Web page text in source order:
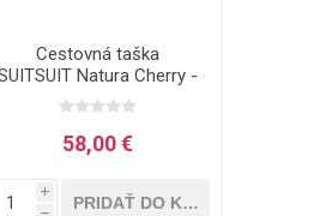
Cestovná taška
Natura Cherry -
25 l
58,00 €
i
h